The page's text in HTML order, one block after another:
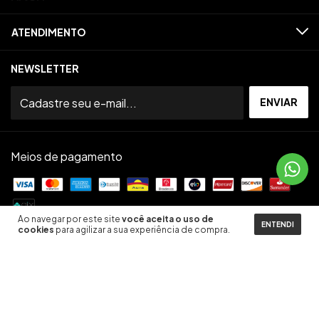
Ao navegar por este site você aceita o uso de
cookies para agilizar a sua experiência de compra. ENTENDI
ATENDIMENTO
NEWSLETTER
Meios de pagamento
Meios de envio